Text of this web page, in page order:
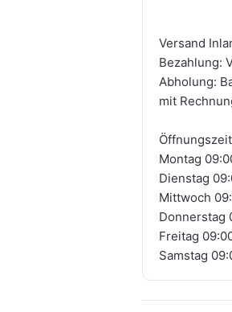
Versand
Bezahlung:
Abholung:
mit
Montag
Dienstag
Mittwoch
Donnerstag
Freitag
Samstag